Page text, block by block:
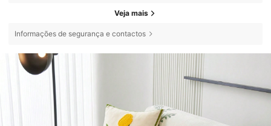
Veja mais
Informações de segurança e contactos